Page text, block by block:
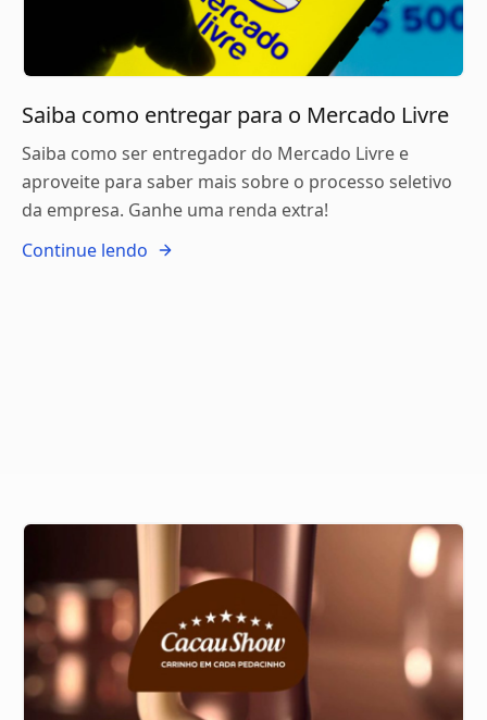
Saiba como entregar para o Mercado Livre
Saiba como ser entregador do Mercado Livre e
aproveite para saber mais sobre o processo seletivo
da empresa. Ganhe uma renda extra!
Continue lendo